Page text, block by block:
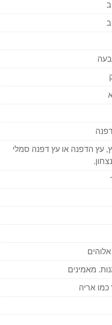
עץ הדפנה או עץ דפנה סמלי
מאמינים
כמו אריה